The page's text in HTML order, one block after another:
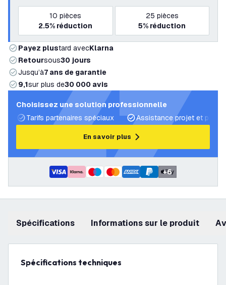
10 pièces
2.5% réduction
25 pièces
5% réduction
Payez plustard avecKlarna
Retoursous30 jours
Jusqu’à7 ans de garantie
9,1sur plus de30 000 avis
Choisissez une solution professionnelle
Tarifs partenaires spéciaux
Assistance projet et plans
En savoir plus
+6
Spécifications Informations sur le produit
Spécifications techniques